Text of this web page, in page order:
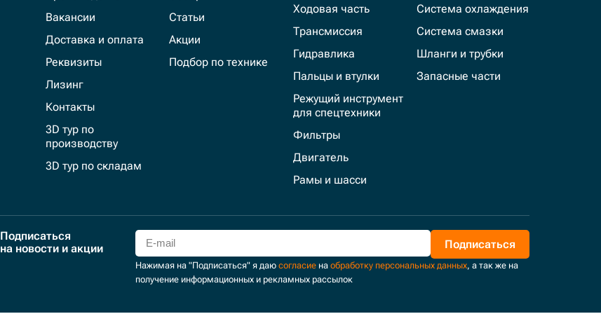
Вакансии
Доставка и оплата
Реквизиты
Лизинг
Контакты
3D тур по
производству
3D тур по складам
Статьи
Акции
Подбор по технике
Ходовая часть
Трансмиссия
Гидравлика
Пальцы и втулки
Режущий инструмент
для спецтехники
Фильтры
Двигатель
Рамы и шасси
Система охлаждения
Система смазки
Шланги и трубки
Запасные части
Подписаться
на новости и акции
Подписаться
Нажимая на "Подписаться" я даю согласиена обработку персональных данных, а так же на
получение информационных и рекламных рассылок